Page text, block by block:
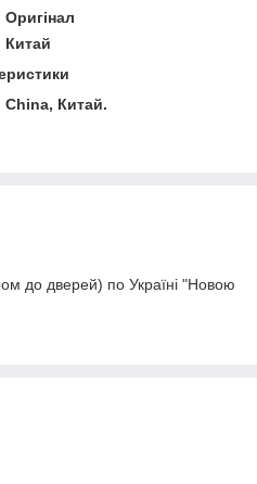
Оригінал
Китай
China, Китай.
до дверей) по Україні "Новою